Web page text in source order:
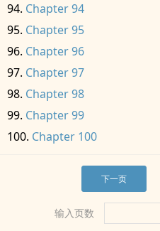
Chapter 94
Chapter 95
Chapter 96
Chapter 97
Chapter 98
Chapter 99
Chapter 100
下一页
输入页数